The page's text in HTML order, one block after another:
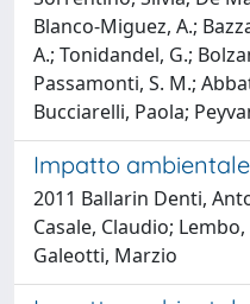
Blanco-Miguez, A.;
A.; Tonidandel, G.;
Passamonti, S. M.;
Bucciarelli, Paola;
Impatto ambientale
2011 Ballarin Denti,
Casale, Claudio;
Galeotti, Marzio